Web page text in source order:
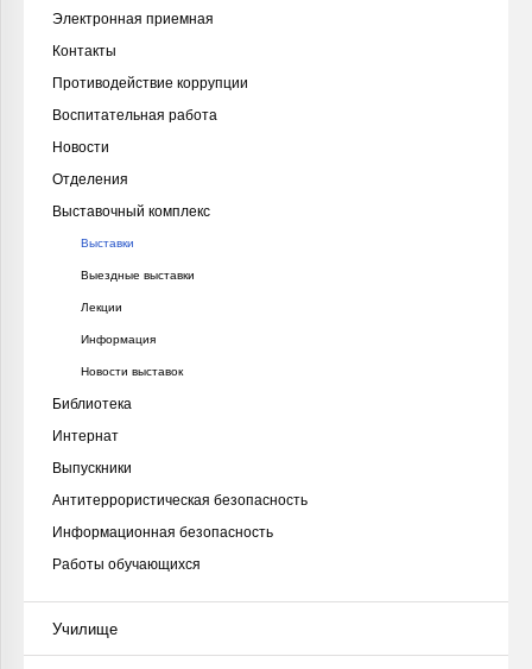
Электронная приемная
Контакты
Противодействие коррупции
Воспитательная работа
Новости
Отделения
Выставочный комплекс
Выставки
Выездные выставки
Лекции
Информация
Новости выставок
Библиотека
Интернат
Выпускники
Антитеррористическая безопасность
Информационная безопасность
Работы обучающихся
Училище